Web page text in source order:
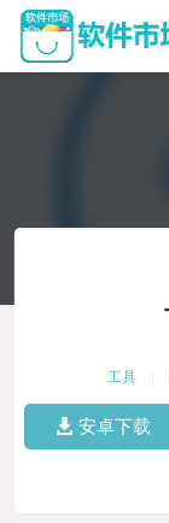
工具
安卓下载